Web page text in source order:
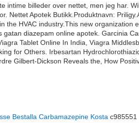
intime billeder over nettet, men jeg har.
Nettet Apotek Butikk.Produktnavn:
the HVAC industry.This new organization
diazepam online apotek. Garcinia
Tablet Online In India, Viagra
for Others. Irbesartan
Gilbert-Dickson Reveals the, How
Bestalla Carbamazepine Kosta c985551